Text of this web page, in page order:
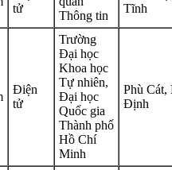
tử
Thông tin
Tĩnh
Điện
tử
Trường
Đại học
Khoa học
Tự nhiên,
Đại học
Quốc gia
Thành phố
Hồ Chí
Minh
Phù Cát,
Định